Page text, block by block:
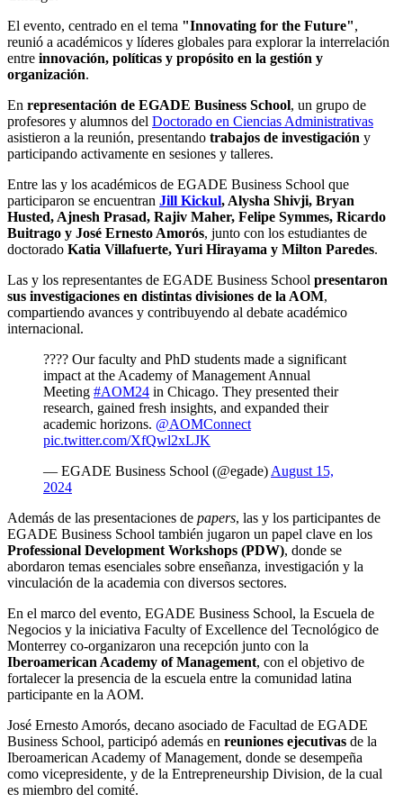
El evento, centrado en el tema "Innovating for the Future",
reunió a académicos y líderes globales para explorar la interrelación
entre innovación, políticas y propósito en la gestión y
organización.
En representación de EGADE Business School, un grupo de
profesores y alumnos del Doctorado en Ciencias Administrativas
asistieron a la reunión, presentando trabajos de investigación y
participando activamente en sesiones y talleres.
Entre las y los académicos de EGADE Business School que
participaron se encuentran Jill Kickul, Alysha Shivji, Bryan
Husted, Ajnesh Prasad, Rajiv Maher, Felipe Symmes, Ricardo
Buitrago y José Ernesto Amorós, junto con los estudiantes de
doctorado Katia Villafuerte, Yuri Hirayama y Milton Paredes.
Las y los representantes de EGADE Business School presentaron
sus investigaciones en distintas divisiones de la AOM,
compartiendo avances y contribuyendo al debate académico
internacional.
???? Our faculty and PhD students made a significant
impact at the Academy of Management Annual
Meeting #AOM24 in Chicago. They presented their
research, gained fresh insights, and expanded their
academic horizons. @AOMConnect
pic.twitter.com/XfQwl2xLJK
— EGADE Business School (@egade)August 15,
2024
Además de las presentaciones de papers, las y los participantes de
EGADE Business School también jugaron un papel clave en los
Professional Development Workshops (PDW), donde se
abordaron temas esenciales sobre enseñanza, investigación y la
vinculación de la academia con diversos sectores.
En el marco del evento, EGADE Business School, la Escuela de
Negocios y la iniciativa Faculty of Excellence del Tecnológico de
Monterrey co-organizaron una recepción junto con la
Iberoamerican Academy of Management, con el objetivo de
fortalecer la presencia de la escuela entre la comunidad latina
participante en la AOM.
José Ernesto Amorós, decano asociado de Facultad de EGADE
Business School, participó además en reuniones ejecutivas de la
Iberoamerican Academy of Management, donde se desempeña
como vicepresidente, y de la Entrepreneurship Division, de la cual
es miembro del comité.